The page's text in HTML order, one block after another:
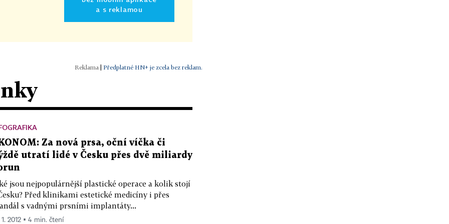
a s reklamou
| Předplatné HN+ je zcela bez reklam.
Za nová prsa, oční víčka či
utratí lidé v Česku přes dvě miliardy
jsou nejpopulárnější plastické operace a kolik stojí
Před klinikami estetické medicíny i přes
s vadnými prsními implantáty...
1. 2012 ▪ 4 min. čtení